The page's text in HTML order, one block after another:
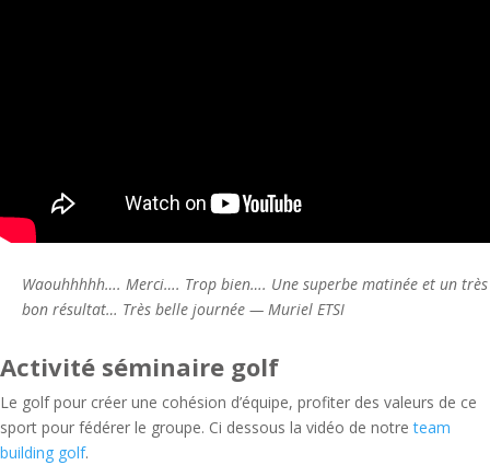
Waouhhhhh…. Merci…. Trop bien…. Une superbe matinée et un très
bon résultat… Très belle journée — Muriel ETSI
Activité séminaire golf
Le golf pour créer une cohésion d’équipe, profiter des valeurs de ce
sport pour fédérer le groupe. Ci dessous la vidéo de notreteam
building golf.